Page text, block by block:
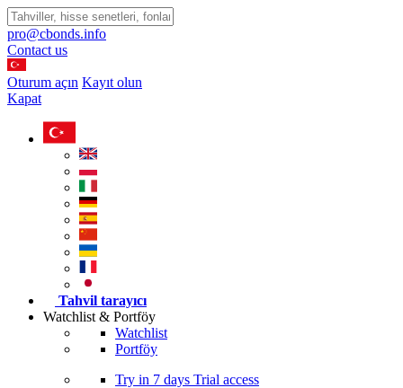
pro@cbonds.info
Contact us
Oturum açın Kayıt olun
Kapat
Tahvil tarayıcı
Watchlist & Portföy
Watchlist
Portföy
Try in 7 days Trial access